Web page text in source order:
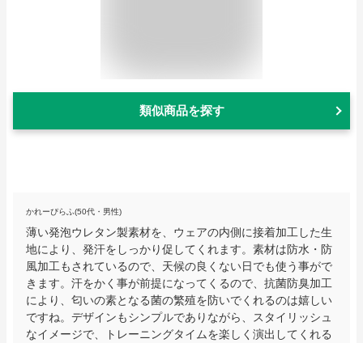
類似商品を探す
かれーぴらふ(50代・男性)
薄い発泡ウレタン製素材を、ウェアの内側に接着加工した生
地により、発汗をしっかり促してくれます。素材は防水・防
風加工もされているので、天候の良くない日でも使う事がで
きます。汗をかく事が前提になってくるので、抗菌防臭加工
により、匂いの素となる菌の繁殖を防いでくれるのは嬉しい
ですね。デザインもシンプルでありながら、スタイリッシュ
なイメージで、トレーニングタイムを楽しく演出してくれる